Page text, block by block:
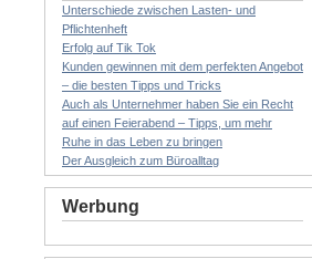
Unterschiede zwischen Lasten- und
Pflichtenheft
Erfolg auf Tik Tok
Kunden gewinnen mit dem perfekten Angebot
– die besten Tipps und Tricks
Auch als Unternehmer haben Sie ein Recht
auf einen Feierabend – Tipps, um mehr
Ruhe in das Leben zu bringen
Der Ausgleich zum Büroalltag
Werbung